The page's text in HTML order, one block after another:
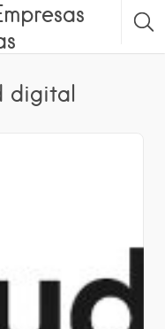
digital